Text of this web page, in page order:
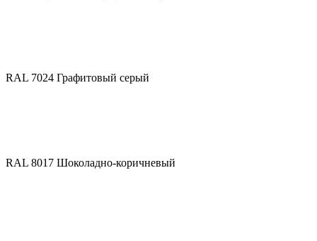
RAL 7024 Графитовый серый
RAL 8017 Шоколадно-коричневый